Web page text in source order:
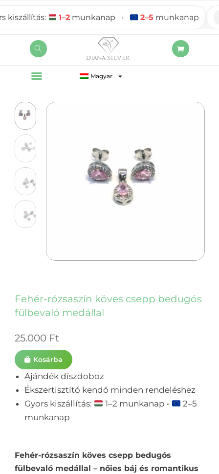
Magyar
1–2munkanap • 2–5 munkanap
Fehér-rózsaszín köves csepp bedugós
fülbevaló medállal
25.000 Ft
Kosárba
Ajándék díszdoboz
Ékszertisztító kendő minden rendeléshez
Gyors kiszállítás:
1–2 munkanap •
2–5
munkanap
Fehér-rózsaszín köves csepp bedugós
fülbevaló medállal – nőies báj és romantikus